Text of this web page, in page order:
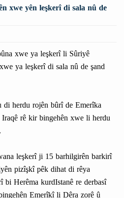
xwe yên leşkerî di sala nû de
xwe ya leşkerî li Sûriyê
ya leşkerî di sala nû de şand
herdu rojên bûrî de Emerîka
rê kir bingehên xwe li herdu
leşkerî ji 15 barhilgirên barkirî
pizîşkî pêk dihat di rêya
Herêma kurdIstanê re derbasî
Emerîkî li Dêra zorê û